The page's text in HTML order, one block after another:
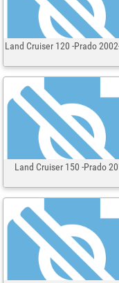
Land Cruiser 120 -Prado
Land Cruiser 150 -Prado